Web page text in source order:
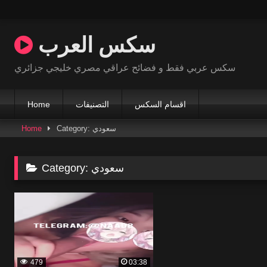
content
سكس العرب
سكس عربي فقط و فضائح عراقي مصري خليجي جزائري
Home التصنيفات اقسام السكس
Home Category: سعودي
Category: سعودي
479 03:38